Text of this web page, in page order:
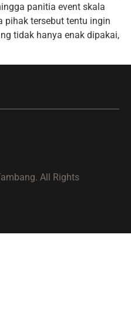
panitia event skala
pihak tersebut tentu ingin
tidak hanya enak dipakai,
All Rights